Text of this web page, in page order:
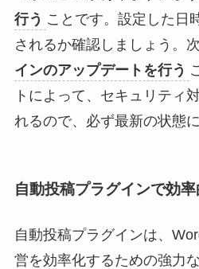
行う ことです。設定した日
されるか確認しましょう。次
インのアップデートを行う
トによって、セキュリティ
れるので、必ず最新の状態
自動投稿プラグインで効
自動投稿プラグインは、
営を効率化するための強力